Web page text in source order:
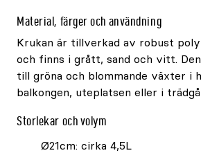
Material, färger och användning
Krukan är tillverkad av robust
och finns i grått, sand och vitt. Den
till gröna och blommande växter i
balkongen, uteplatsen eller i
Storlekar och volym
Ø21cm: cirka 4,5L